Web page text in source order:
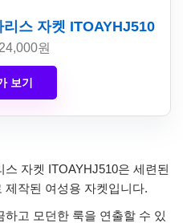
스 자켓 ITOAYHJ510
원
보기
자켓 ITOAYHJ510은 세련된
제작된 여성용 자켓입니다.
하고 모던한 룩을 연출할 수 있